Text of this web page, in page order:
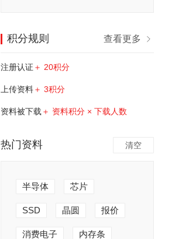
积分规则 查看更多
注册认证 ＋ 20积分
上传资料＋ 3积分
资料被下载 ＋ 资料积分 × 下载人数
热门资料 清空
半导体 芯片
SSD 晶圆 报价
消费电子 内存条